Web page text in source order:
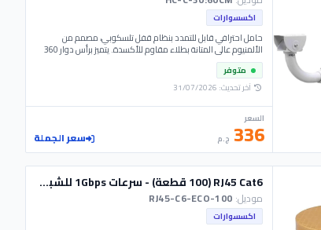
اكسسوارات
حامل احترافي قابل للتمدد بنظام قفل تلسكوبي، مصمم من
الألمنيوم عالي المتانة بطلاء مقاوم للأكسدة. يتميز برأس دوار 360
درجة مع قاعدة تثبيت رباعية لضمان الاستقرار الهيكلي ومنع
الاهتزازات. يوفر مساراً داخلياً محمياً لإدارة الكابلات، مما يجعله مثالياً
للتركيبات في الأماكن ذات الارتفاعات المتوسطة التي تتطلب دقة
في توجيه الزوايا ومظهراً احترافياً منظماً.
متوفر
آخر تحديث: 31/07/2026
السعر
336 ج.م سعر الجملة
RJ45 Cat6 (100 قطعة) - سرعات 1Gbps للشبكات والـ IP Cameras
موديل:
اكسسوارات